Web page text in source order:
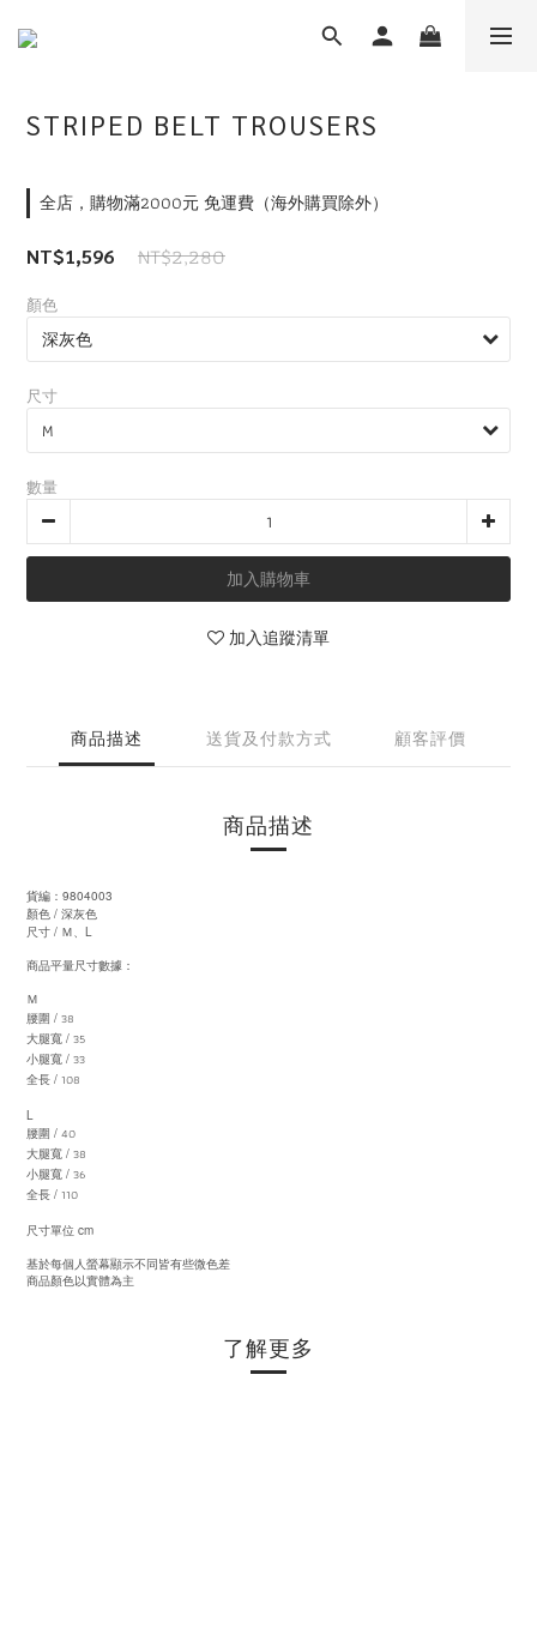
STRIPED BELT TROUSERS
全店，購物滿2000元 免運費（海外購買除外）
NT$1,596 NT$2,280
顏色
尺寸
數量
加入購物車
加入追蹤清單
商品描述 送貨及付款方式 顧客評價
商品描述
貨編： 9804003
顏色 / 深灰色
尺寸 / Ｍ、 L
商品平量尺寸數據：
Ｍ
腰圍 / 38
大腿寬 / 35
小腿寬 / 33
全長 / 108
L
腰圍 / 40
大腿寬 / 38
小腿寬 / 36
全長 / 110
尺寸單位 cm
基於每個人螢幕顯示不同皆有些微色差
商品顏色以實體為主
了解更多